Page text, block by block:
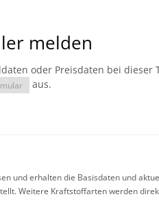
melden
oder Preisdaten bei
aus.
und erhalten die Basisdaten und
Weitere Kraftstoffarten werden